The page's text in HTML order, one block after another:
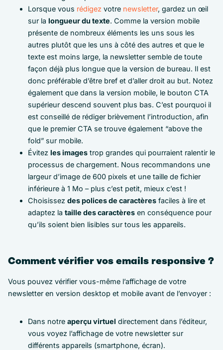
Lorsque vous rédigez votre newsletter, gardez un œil
sur la longueur du texte. Comme la version mobile
présente de nombreux éléments les uns sous les
autres plutôt que les uns à côté des autres et que le
texte est moins large, la newsletter semble de toute
façon déjà plus longue que la version de bureau. Il est
donc préférable d’être bref et d’aller droit au but. Notez
également que dans la version mobile, le bouton CTA
supérieur descend souvent plus bas. C’est pourquoi il
est conseillé de rédiger brièvement l’introduction, afin
que le premier CTA se trouve également “above the
fold” sur mobile.
Évitez les images trop grandes qui pourraient ralentir le
processus de chargement. Nous recommandons une
largeur d’image de 600 pixels et une taille de fichier
inférieure à 1 Mo – plus c’est petit, mieux c’est !
Choisissez des polices de caractères faciles à lire et
adaptez la taille des caractères en conséquence pour
qu’ils soient bien lisibles sur tous les appareils.
Comment vérifier vos emails responsive ?
Vous pouvez vérifier vous-même l’affichage de votre
newsletter en version desktop et mobile avant de l’envoyer :
Dans notre aperçu virtuel directement dans l’éditeur,
vous voyez l’affichage de votre newsletter sur
différents appareils (smartphone, écran).